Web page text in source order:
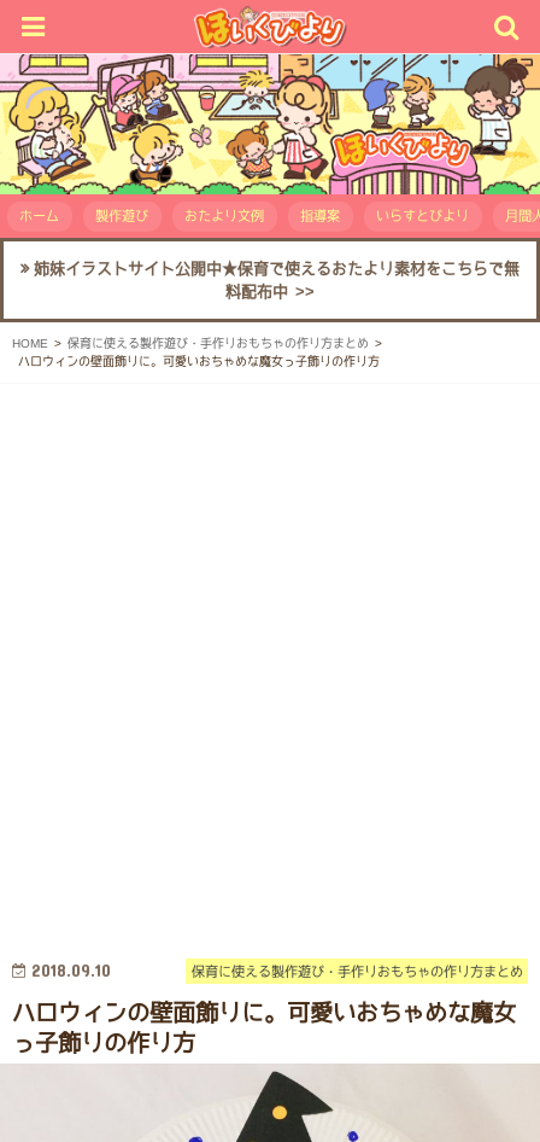
ホーム 製作遊び おたより文例 指導案 いらすとびより 月間
姉妹イラストサイト公開中★保育で使えるおたより素材をこちらで無
料配布中 >>
HOME
保育に使える製作遊び・手作りおもちゃの作り方まとめ
ハロウィンの壁面飾りに。可愛いおちゃめな魔女っ子飾りの作り方
保育に使える製作遊び・手作りおもちゃの作り方まとめ
2018.09.10
ハロウィンの壁面飾りに。可愛いおちゃめな魔女
っ子飾りの作り方